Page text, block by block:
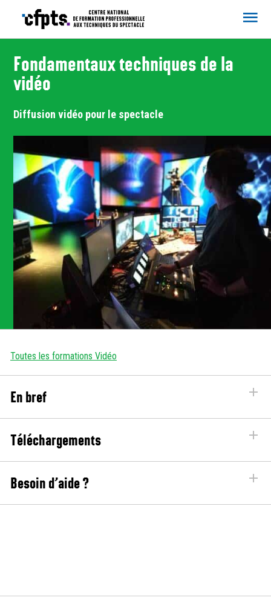
Fondamentaux techniques de la
vidéo
Diffusion vidéo pour le spectacle
Toutes les formations Vidéo
En bref
Téléchargements
Besoin d’aide ?